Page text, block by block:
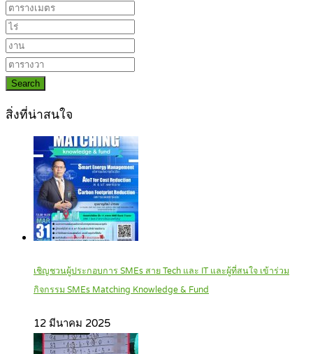
Search
สิ่งที่น่าสนใจ
เชิญชวนผู้ประกอบการ SMEs สาย Tech และ IT และผู้ที่สนใจ เข้าร่วม
กิจกรรม SMEs Matching Knowledge & Fund
12 มีนาคม 2025